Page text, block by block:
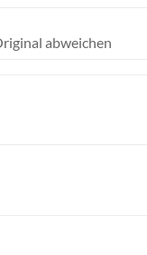
abweichen